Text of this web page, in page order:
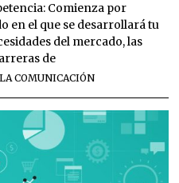
Comienza por
en el que se desarrollará tu
del mercado, las
de
COMUNICACIÓN